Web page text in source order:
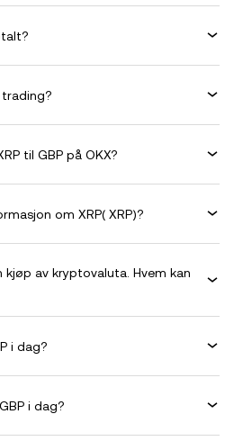
til GBP på OKX?
om XRP( XRP)?
kjøp av kryptovaluta. Hvem kan
i dag?
i dag?